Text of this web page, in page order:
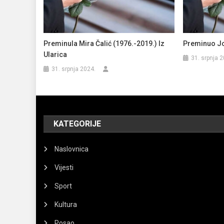
Preminula Mira Čalić (1976.-2019.) Iz
Ularica
31. srpnja 2024.
Preminuo
31. srpnja
KATEGORIJE
Naslovnica
Vijesti
Sport
Kultura